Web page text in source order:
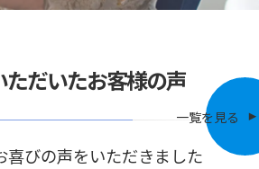
ただいたお客様の声
喜びの声をいただきました
一覧を見る